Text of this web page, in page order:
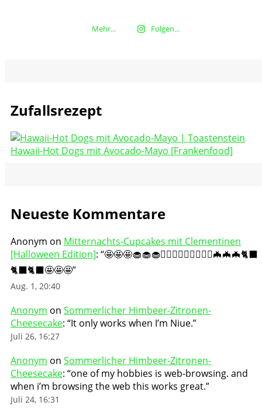
Mehr... Folgen...
Zufallsrezept
Hawaii-Hot Dogs mit Avocado-Mayo [Frankenfood]
Neueste Kommentare
Anonym on Mitternachts-Cupcakes mit Clementinen
[Halloween Edition]: “🤩🤩🤩🧁🧁🧁🧛🏻‍♀️🧛🏻‍♀️🧛🏻‍♀️🦇🦇🦇🐈‍⬛
🐈‍⬛🐈‍⬛🤩🤩🤩”
Aug. 1, 20:40
Anonym on Sommerlicher Himbeer-Zitronen-
Cheesecake: “It only works when I’m Niue.”
Juli 26, 16:27
Anonym on Sommerlicher Himbeer-Zitronen-
Cheesecake: “one of my hobbies is web-browsing. and
when i’m browsing the web this works great.”
Juli 24, 16:31